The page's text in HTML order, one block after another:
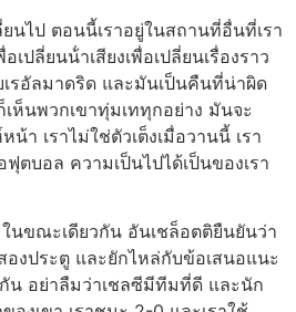
นไป ตอนนี้เราอยู่ในสถานที่อื่นที่เรา
เปลี่ยนน้ําเสียงเพื่อเปลี่ยนเรื่องราว
เรอัลมาดริด และมันเป็นคืนที่น่าผิด
ห็นพวกเขาทุ่มเททุกอย่าง มันจะ
า เราไม่ใช่ตัวเต็งเมื่อวานนี้ เรา
ตบอล ความเป็นไปได้เป็นของเรา
ในขณะเดียวกัน อันเชล็อตติยืนยันว่า
งประตู และยักไหล่กับข้อเสนอแนะ
น อย่าลืมว่าเชลซีมีทีมที่ดี และนัก